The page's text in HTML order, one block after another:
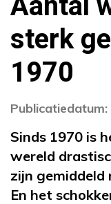
sterk
1970
Sinds 1970 is
wereld
zijn gemiddeld
En het